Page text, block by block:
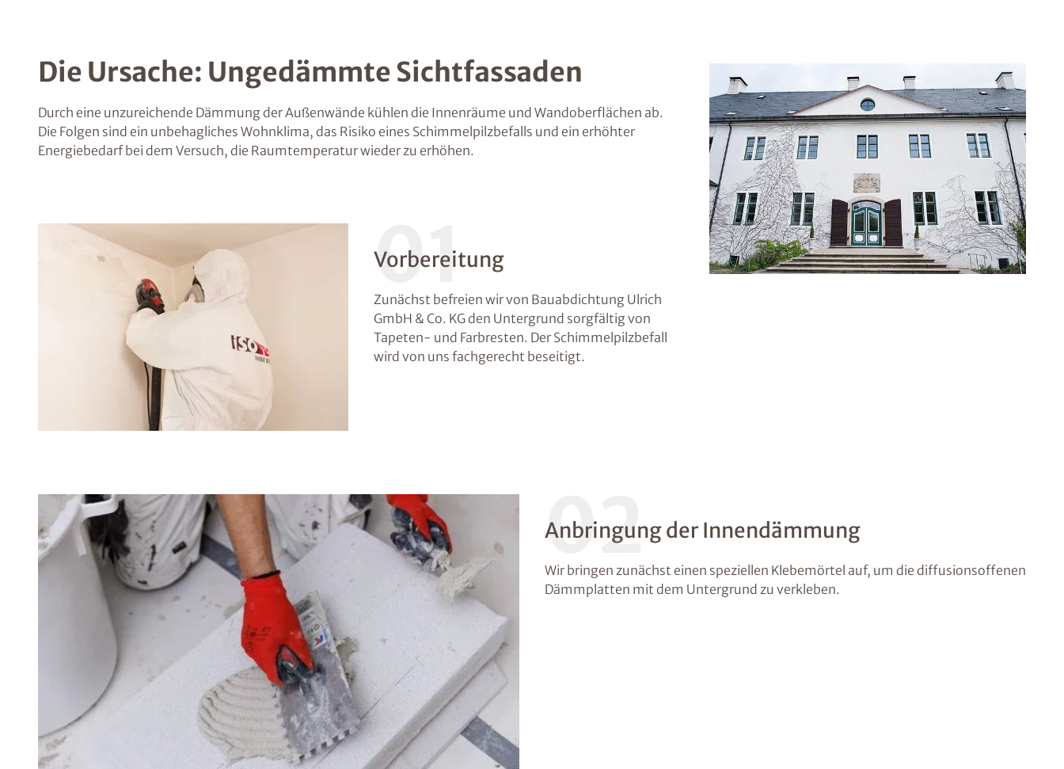
Die Ursache: Ungedämmte Sichtfassaden
Durch eine unzureichende Dämmung der Außenwände kühlen die Innenräume und Wandoberflächen ab.
Die Folgen sind ein unbehagliches Wohnklima, das Risiko eines Schimmelpilzbefalls und ein erhöhter
Energiebedarf bei dem Versuch, die Raumtemperatur wieder zu erhöhen.
01
Vorbereitung
Zunächst befreien wir von Bauabdichtung Ulrich
GmbH & Co. KG den Untergrund sorgfältig von
Tapeten- und Farbresten. Der Schimmelpilzbefall
wird von uns fachgerecht beseitigt.
02
Anbringung der Innendämmung
Wir bringen zunächst einen speziellen Klebemörtel auf, um die diffusionsoffenen
Dämmplatten mit dem Untergrund zu verkleben.